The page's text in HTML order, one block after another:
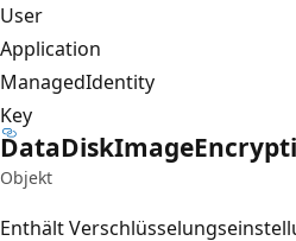
User
Application
ManagedIdentity
Key
DataDiskImage
Objekt
Enthält